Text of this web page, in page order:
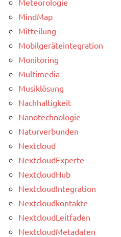
MindMap
Mitteilung
Mobilgeräteintegration
Monitoring
Multimedia
Musiklösung
Nachhaltigkeit
Nanotechnologie
Naturverbunden
Nextcloud
NextcloudExperte
NextcloudHub
NextcloudIntegration
Nextcloudkontakte
NextcloudLeitfaden
NextcloudMetadaten